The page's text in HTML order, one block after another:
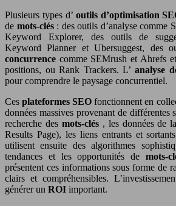
Plusieurs types d’ outils d’optimisation
de mots-clés : des outils d’analyse comme
Keyword Explorer, des outils de
Keyword Planner et Ubersuggest, des
concurrence comme SEMrush et Ahrefs
positions, ou Rank Trackers. L’ analyse
pour comprendre le paysage concurrentiel.
Cesplateformes SEOfonctionnent en
données massives provenant de différentes
recherche des mots-clés , les données de
Results Page), les liens entrants et
utilisent ensuite des algorithmes
tendances et les opportunités de mots-
présentent ces informations sous forme de
clairs et compréhensibles.
générer un ROI important.